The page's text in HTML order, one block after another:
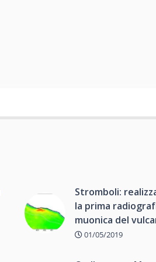
Stromboli:
la prima
muonica del
01/05/2019